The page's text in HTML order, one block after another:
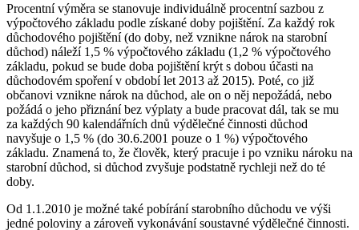
Procentní výměra se stanovuje individuálně procentní sazbou z
výpočtového základu podle získané doby pojištění. Za každý rok
důchodového pojištění (do doby, než vznikne nárok na starobní
důchod) náleží 1,5 % výpočtového základu (1,2 % výpočtového
základu, pokud se bude doba pojištění krýt s dobou účasti na
důchodovém spoření v období let 2013 až 2015). Poté, co již
občanovi vznikne nárok na důchod, ale on o něj nepožádá, nebo
požádá o jeho přiznání bez výplaty a bude pracovat dál, tak se mu
za každých 90 kalendářních dnů výdělečné činnosti důchod
navyšuje o 1,5 % (do 30.6.2001 pouze o 1 %) výpočtového
základu. Znamená to, že člověk, který pracuje i po vzniku nároku na
starobní důchod, si důchod zvyšuje podstatně rychleji než do té
doby.
Od 1.1.2010 je možné také pobírání starobního důchodu ve výši
jedné poloviny a zároveň vykonávání soustavné výdělečné činnosti.